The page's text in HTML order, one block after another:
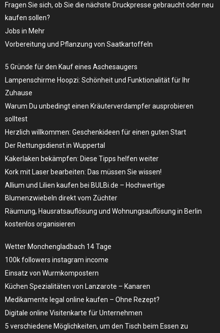
Fragen Sie sich, ob Sie die nächste Druckpresse gebraucht oder neu
kaufen sollen?
Jobs in Mehr
Vorbereitung und Pflanzung von Saatkartoffeln
5 Gründe für den Kauf eines Aschesaugers
Lampenschirme Hoopzi: Schönheit und Funktionalität für Ihr
Zuhause
Warum Du unbedingt einen Kräuterverdampfer ausprobieren
solltest
Herzlich willkommen: Geschenkideen für einen guten Start
Der Rettungsdienst in Wuppertal
Kakerlaken bekämpfen: Diese Tipps helfen weiter
Kork mit Laser bearbeiten: Das müssen Sie wissen!
Allium und Lilien kaufen bei BULBi.de – Hochwertige
Blumenzwiebeln direkt vom Züchter
Räumung, Hausratsauflösung und Wohnungsauflösung in Berlin
kostenlos organisieren
Wetter Monchengladbach 14 Tage
100k followers instagram income
Einsatz von Wurmkompostern
Küchen Spezialitäten von Lanzarote – Kanaren
Medikamente legal online kaufen – Ohne Rezept?
Digitale online Visitenkarte für Unternehmen
5 verschiedene Möglichkeiten, um den Tisch beim Essen zu